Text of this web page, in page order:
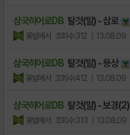
삼국히어로DB 탈것(말) - 삽로
꽃밭에서 조회수:312 | 13.08.09
삼국히어로DB 탈것(말) - 용상
꽃밭에서 조회수:412 | 13.08.09
삼국히어로DB 탈것(말) - 보경(2)
꽃밭에서 조회수:313 | 13.08.09